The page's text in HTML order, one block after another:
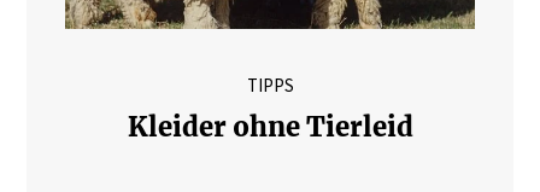
TIPPS
Kleider ohne Tierleid